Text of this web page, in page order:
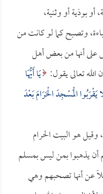
بوذية أو وثنية،
وتصبح كما لو كانت من
على أنها من بعض أهل
تعالى يقول: يَا أَيُّهَا
الْمَسْجِدَ الْحَرَامَ بَعْدَ
وقيل هو البيت الحرام
أن يذهبوا بمن ليس بمسلم
عن أنها تصحبهم وهي